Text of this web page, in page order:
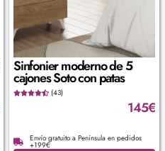
Sinfonier moderno de 5
cajones Soto con patas
(43)
145€
Envío gratuito a Península en pedidos
+199€